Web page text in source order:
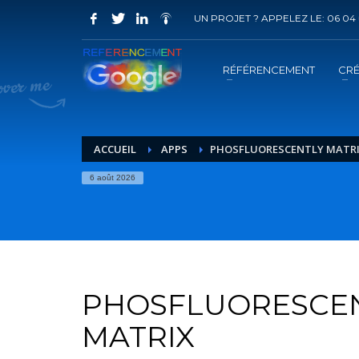
COMMENT ACHETER UN PRESTATION
1 Choisir la prestation
Vous recevrez sous 5 jours ouvrés un mail de
UN PROJET ? APPELEZ LE: 06 04
RÉFÉRENCEMENT
ACCUEIL APPS PHOSFLUORESCENTLY
6 août 2026
MATRIX